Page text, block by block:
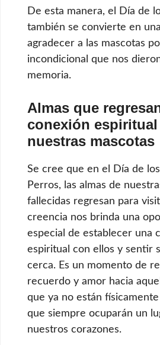
De esta manera, el Día de
también se convierte en
agradecer a las mascotas
incondicional que nos
memoria.
Almas que
conexión
nuestras mascotas
Se cree que en el Día de
Perros, las almas de
fallecidas regresan para
creencia nos brinda una
especial de establecer una
espiritual con ellos y sentir
cerca. Es un momento de
recuerdo y amor hacia
que ya no están
que siempre ocuparán un
nuestros corazones.